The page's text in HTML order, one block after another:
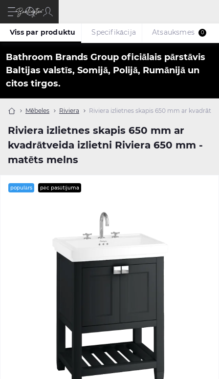
Bathroom Brands Group oficiālais pārstāvis
Baltijas valstīs, Somijā, Polijā, Rumānijā un
citos tirgos.
Mēbeles Riviera Riviera izlietnes skapis 650 mm ar
Riviera izlietnes skapis 650 mm ar
kvadrātveida izlietni Riviera 650 mm -
matēts melns
Viss par produktu Specifikācija Atsauksmes 0
populārs pēc pasūtījuma